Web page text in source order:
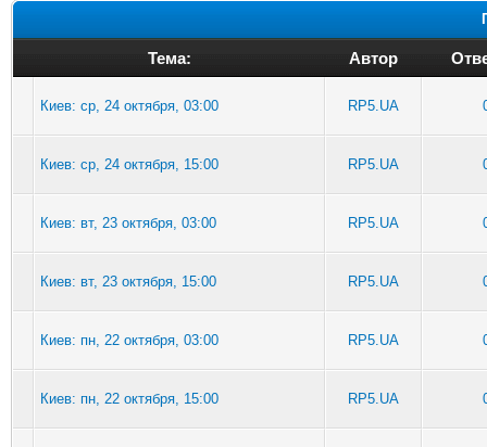
Тема: Автор
Киев: ср, 24 октября, 03:00 RP5.UA
Киев: ср, 24 октября, 15:00 RP5.UA
Киев: вт, 23 октября, 03:00 RP5.UA
Киев: вт, 23 октября, 15:00 RP5.UA
Киев: пн, 22 октября, 03:00 RP5.UA
Киев: пн, 22 октября, 15:00 RP5.UA